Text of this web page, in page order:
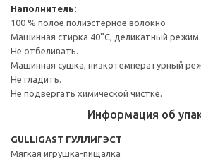
Наполнитель:
100 % полое полиэстерное волокно
Машинная стирка 40°С, деликатный режим.
Не отбеливать.
Машинная сушка, низкотемпературный
Не гладить.
Не подвергать химической чистке.
Информация об
GULLIGAST ГУЛЛИГЭСТ
Мягкая игрушка-пищалка